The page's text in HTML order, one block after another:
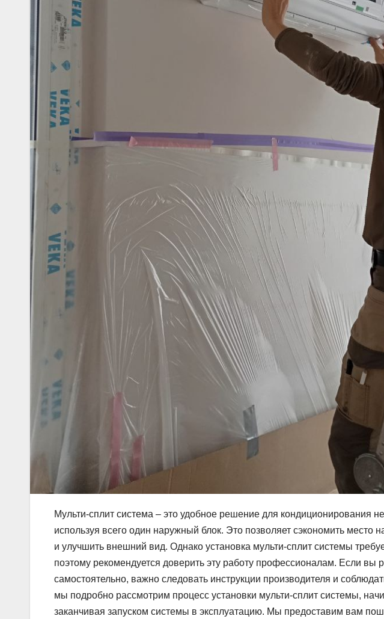
Мульти-сплит система – это удобное решение для кондиционирования
используя всего один наружный блок. Это позволяет сэкономить место
и улучшить внешний вид. Однако установка мульти-сплит системы
поэтому рекомендуется доверить эту работу профессионалам. Если вы
самостоятельно, важно следовать инструкции производителя и
мы подробно рассмотрим процесс установки мульти-сплит системы,
заканчивая запуском системы в эксплуатацию. Мы предоставим вам